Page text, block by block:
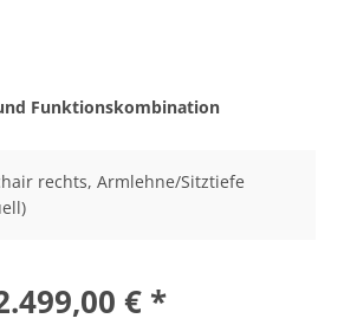
Funktionskombination
rechts, Armlehne/Sitztiefe
€ *